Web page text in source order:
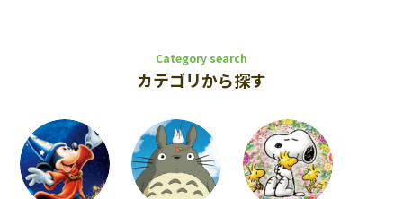
Category search
カテゴリから探す